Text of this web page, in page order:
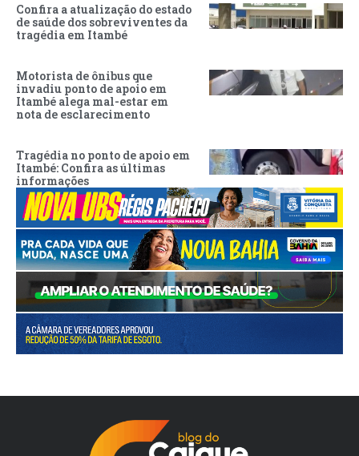
Confira a atualização do estado
de saúde dos sobreviventes da
tragédia em Itambé
Motorista de ônibus que
invadiu ponto de apoio em
Itambé alega mal-estar em
nota de esclarecimento
Tragédia no ponto de apoio em
Itambé: Confira as últimas
informações